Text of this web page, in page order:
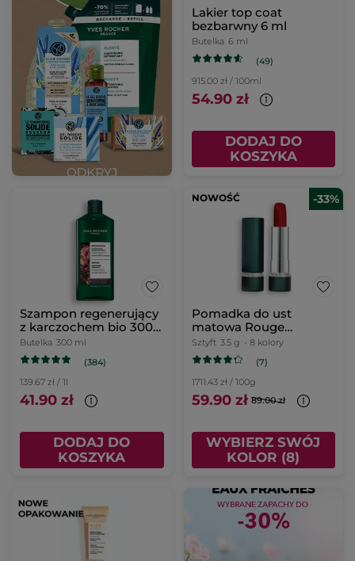
Lakier top coat
bezbarwny 6 ml
Butelka 6 ml
(49)
915.00 zł / 100ml
54.90 zł
DODAJ DO
KOSZYKA
Szampon regenerujący
z karczochem bio 300
ml
Butelka 300 ml
(384)
139.67 zł / 1l
41.90 zł
DODAJ DO
KOSZYKA
NOWOŚĆ -33%
Pomadka do ust
matowa Rouge
Botanique 3,5 g
Sztyft 3.5 g - 8 kolory
(7)
1711.43 zł / 100g
59.90 zł 89.00 zł
WYBIERZ SWÓJ
KOLOR (8)